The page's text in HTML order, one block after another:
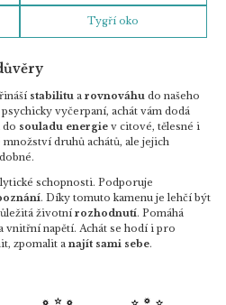
Tygří oko
stabilitu arovnováhu do našeho
vyčerpaní, achát vám dodá
do souladu energie v citové, tělesné i
druhů achátů, ale jejich
schopnosti. Podporuje
. Díky tomuto kamenu je lehčí být
životnírozhodnutí. Pomáhá
vnitřní napětí. Achát se hodí i pro
zpomalit anajít sami sebe.